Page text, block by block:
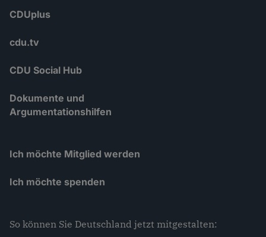
CDUplus
cdu.tv
CDU Social Hub
Dokumente und
Argumentationshilfen
Ich möchte Mitglied werden
Ich möchte spenden
So können Sie Deutschland jetzt mitgestalten: